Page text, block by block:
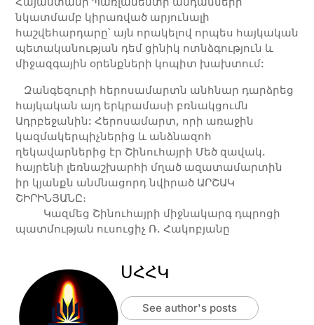
նկատմամբ կիրառված արյունալի
հաշվեհարդարը՝ այն որակելով որպես հայկական
պետականության դեմ ցինիկ ոտնձգություն և
միջազգային օրենքների կոպիտ խախտում:
Զանգեզուրի հերոսամարտն անհնար դարձրեց
հայկական այդ երկրամասի բռնակցումն
Ադրբեջանին: Հերոսամարտ, որի առաջին
կազմակերպիչներից և անձնազոհ
ղեկավարներից էր Շինուհայրի Մեծ զավակ.
հայրենի լեռնաշխարհի մղած ազատամարտին
իր կյանքն անմնացորդ նվիրած ԱՐՇԱԿ
ՇԻՐԻՆՅԱՆԸ։
Կազմեց Շինուհայրի միջնակարգ դպրոցի
պատմության ուսուցիչ Ռ. Հակոբյանը
ՍՀՀԿ
See author's posts